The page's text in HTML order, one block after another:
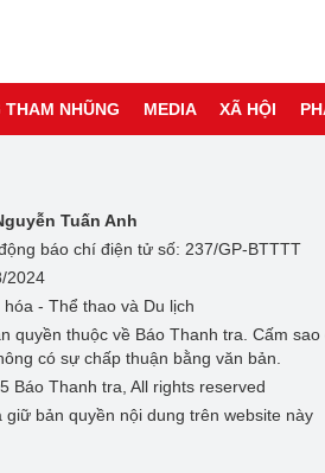
THAM NHŨNG MEDIA XÃ HỘI
Tuấn Anh
báo chí điện tử số: 237/GP-BTTTT
2024
- Thể thao và Du lịch
quyền thuộc về Báo Thanh tra. Cấm
có sự chấp thuận bằng văn bản.
Báo Thanh tra, All rights reserved
bản quyền nội dung trên website này